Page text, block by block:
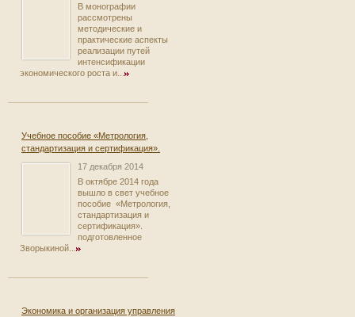
В монографии
рассмотрены
методические и
практические аспекты
реализации путей
интенсификации
экономического роста и...
Учебное пособие «Метрология,
стандартизация и сертификация».
17 декабря 2014
В октябре 2014 года
вышло в свет учебное
пособие «Метрология,
стандартизация и
сертификация».
подготовленное
Зворыкиной...
Экономика и организация управления